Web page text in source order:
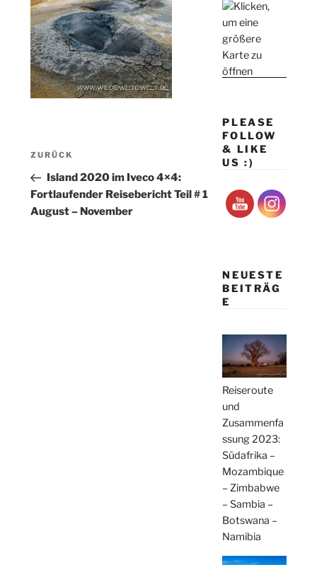
Beitragsnavigation
Vorheriger
Beitrag
ZURÜCK
Island 2020 im Iveco 4×4:
Fortlaufender Reisebericht Teil # 1
August – November
PLEASE
FOLLOW
& LIKE
US :)
NEUESTE
BEITRÄG
E
Reiseroute
und
Zusammenfa
ssung 2023:
Südafrika –
Mozambique
– Zimbabwe
– Sambia –
Botswana –
Namibia